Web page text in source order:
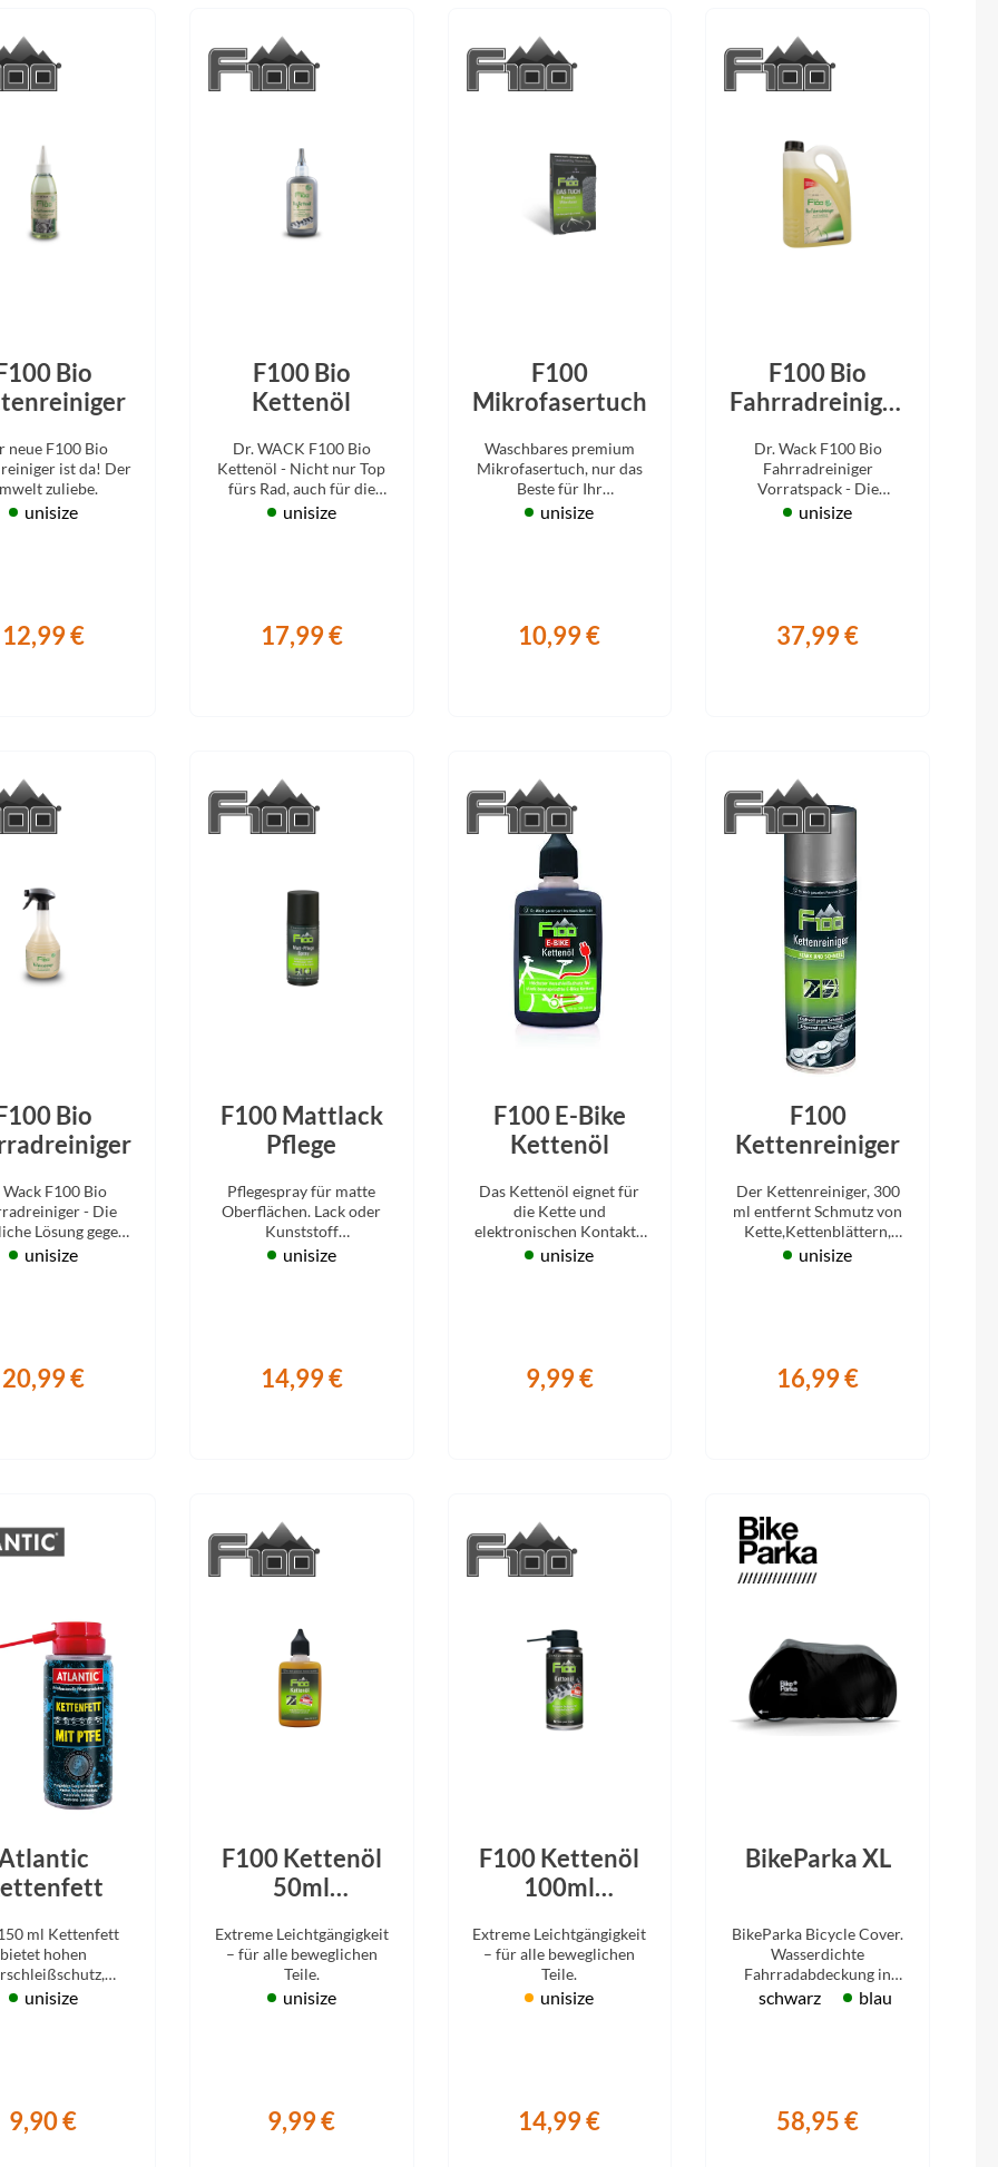
RockShox ROTWILD Bikes
Sigg Sigma
Sportourer SQlab
Topeak Uebler
Widek Winora
Bio
neue F100 Bio
ist da! Der
zuliebe.
unisize
12,99 €
F100 Bio
Kettenöl
Dr. WACK F100 Bio
Kettenöl - Nicht nur Top
fürs Rad, auch für die
Natur!
unisize
17,99 €
F100
Mikrofasertuch
Waschbares premium
Mikrofasertuch, nur das
Beste für Ihr
Schmuckstück.
unisize
10,99 €
F100 Bio
Fahrradreiniger
Dr. Wack F100 Bio
Fahrradreiniger
Vorratspack - Die
natürliche Lösung gegen
unisize
37,99 €
Bio
Wack F100 Bio
- Die
Lösung gegen
am
unisize
20,99 €
F100 Mattlack
Pflege
Pflegespray für matte
Oberflächen. Lack oder
Kunststoff
(Fahrradrahmen, Helm,
unisize
14,99 €
F100 E-Bike
Kettenöl
Das Kettenöl eignet für
die Kette und
elektronischen Kontakte
am E-Bike.
unisize
9,99 €
F100
Kettenreiniger
Der Kettenreiniger, 300
ml entfernt Schmutz von
Kette,Kettenblättern,
Felgen....
unisize
16,99 €
ml Kettenfett
bietet hohen
und
unisize
9,90 €
F100 Kettenöl
50ml
Extreme Leichtgängigkeit
– für alle beweglichen
Teile.
unisize
9,99 €
F100 Kettenöl
100ml
Extreme Leichtgängigkeit
– für alle beweglichen
Teile.
unisize
14,99 €
BikeParka XL
BikeParka Bicycle Cover.
Wasserdichte
Fahrradabdeckung in
Standardgröße.
schwarz blau
58,95 €